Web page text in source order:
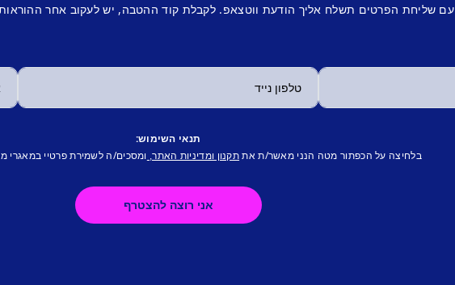
עם שליחת הפרטים תשלח אליך הודעת ווטצאפ. לקבלת קוד ההטבה, יש לעקוב אחר
תנאי השימוש:
בלחיצה על הכפתור מטה הנני מאשר/ת את תקנון ומדיניות האתר, ומסכים/ה לשמירת פרטיי במאגרי